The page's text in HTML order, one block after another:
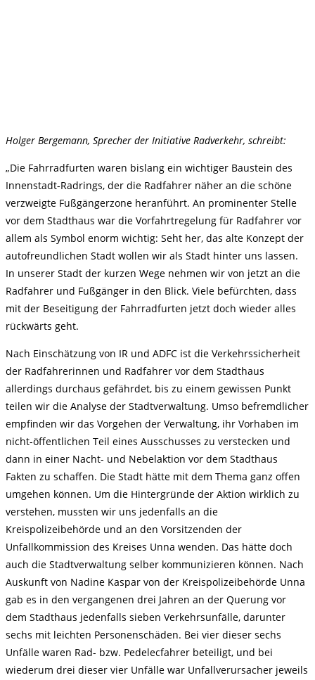
Holger Bergemann, Sprecher der Initiative Radverkehr, schreibt:
„Die Fahrradfurten waren bislang ein wichtiger Baustein des
Innenstadt-Radrings, der die Radfahrer näher an die schöne
verzweigte Fußgängerzone heranführt. An prominenter Stelle
vor dem Stadthaus war die Vorfahrtregelung für Radfahrer vor
allem als Symbol enorm wichtig: Seht her, das alte Konzept der
autofreundlichen Stadt wollen wir als Stadt hinter uns lassen.
In unserer Stadt der kurzen Wege nehmen wir von jetzt an die
Radfahrer und Fußgänger in den Blick. Viele befürchten, dass
mit der Beseitigung der Fahrradfurten jetzt doch wieder alles
rückwärts geht.
Nach Einschätzung von IR und ADFC ist die Verkehrssicherheit
der Radfahrerinnen und Radfahrer vor dem Stadthaus
allerdings durchaus gefährdet, bis zu einem gewissen Punkt
teilen wir die Analyse der Stadtverwaltung. Umso befremdlicher
empfinden wir das Vorgehen der Verwaltung, ihr Vorhaben im
nicht-öffentlichen Teil eines Ausschusses zu verstecken und
dann in einer Nacht- und Nebelaktion vor dem Stadthaus
Fakten zu schaffen. Die Stadt hätte mit dem Thema ganz offen
umgehen können. Um die Hintergründe der Aktion wirklich zu
verstehen, mussten wir uns jedenfalls an die
Kreispolizeibehörde und an den Vorsitzenden der
Unfallkommission des Kreises Unna wenden. Das hätte doch
auch die Stadtverwaltung selber kommunizieren können. Nach
Auskunft von Nadine Kaspar von der Kreispolizeibehörde Unna
gab es in den vergangenen drei Jahren an der Querung vor
dem Stadthaus jedenfalls sieben Verkehrsunfälle, darunter
sechs mit leichten Personenschäden. Bei vier dieser sechs
Unfälle waren Rad- bzw. Pedelecfahrer beteiligt, und bei
wiederum drei dieser vier Unfälle war Unfallverursacher jeweils